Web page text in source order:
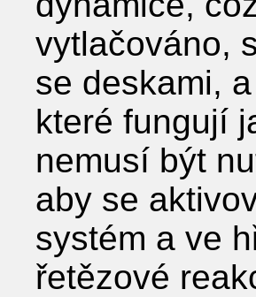
vytlačováno,
se deskami,
které fungují
nemusí být
aby se
systém a ve
řetězové